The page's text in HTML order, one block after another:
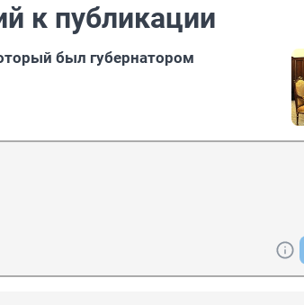
к публикации
был губернатором